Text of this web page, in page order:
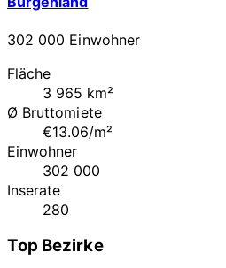
302 000 Einwohner
Fläche
3 965 km²
Ø Bruttomiete
€13.06/m²
Einwohner
302 000
Inserate
280
Top Bezirke